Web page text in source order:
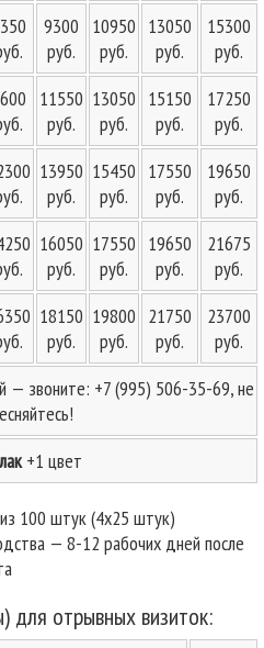
9300
руб.
10950
руб.
13050
руб.
15300
руб.
11550
руб.
13050
руб.
15150
руб.
17250
руб.
13950
руб.
15450
руб.
17550
руб.
19650
руб.
16050
руб.
17550
руб.
19650
руб.
21675
руб.
18150
руб.
19800
руб.
21750
руб.
23700
руб.
— звоните: +7 (995) 506-35-69, не
+1 цвет
100 штук (4х25 штук)
— 8-12 рабочих дней после
для отрывных визиток: